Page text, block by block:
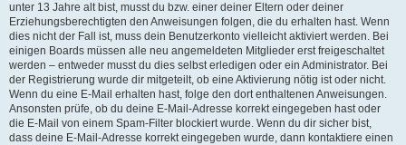
unter 13 Jahre alt bist, musst du bzw. einer deiner Eltern oder deiner
Erziehungsberechtigten den Anweisungen folgen, die du erhalten hast. Wenn
dies nicht der Fall ist, muss dein Benutzerkonto vielleicht aktiviert werden. Bei
einigen Boards müssen alle neu angemeldeten Mitglieder erst freigeschaltet
werden – entweder musst du dies selbst erledigen oder ein Administrator. Bei
der Registrierung wurde dir mitgeteilt, ob eine Aktivierung nötig ist oder nicht.
Wenn du eine E-Mail erhalten hast, folge den dort enthaltenen Anweisungen.
Ansonsten prüfe, ob du deine E-Mail-Adresse korrekt eingegeben hast oder
die E-Mail von einem Spam-Filter blockiert wurde. Wenn du dir sicher bist,
dass deine E-Mail-Adresse korrekt eingegeben wurde, dann kontaktiere einen